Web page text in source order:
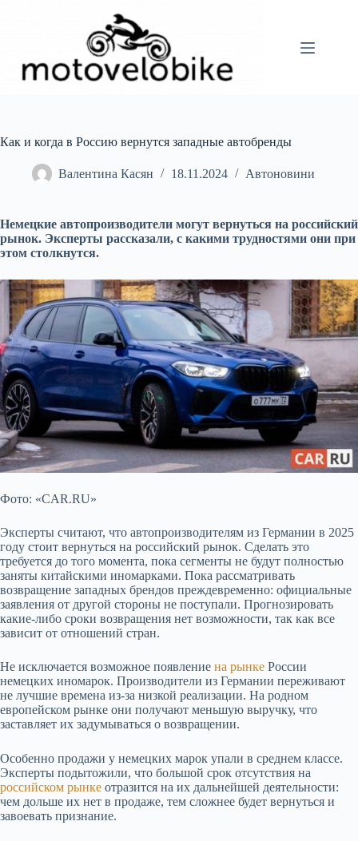
Как и когда в Россию вернутся западные автобренды
Валентина Касян 18.11.2024 Автоновини
Немецкие автопроизводители могут вернуться на российский
рынок. Эксперты рассказали, с какими трудностями они при
этом столкнутся.
Фото: «CAR.RU»
Эксперты считают, что автопроизводителям из Германии в 2025
году стоит вернуться на российский рынок. Сделать это
требуется до того момента, пока сегменты не будут полностью
заняты китайскими иномарками. Пока рассматривать
возвращение западных брендов преждевременно: официальные
заявления от другой стороны не поступали. Прогнозировать
какие-либо сроки возвращения нет возможности, так как все
зависит от отношений стран.
Не исключается возможное появление на рынке России
немецких иномарок. Производители из Германии переживают
не лучшие времена из-за низкой реализации. На родном
европейском рынке они получают меньшую выручку, что
заставляет их задумываться о возвращении.
Особенно продажи у немецких марок упали в среднем классе.
Эксперты подытожили, что большой срок отсутствия на
российском рынке отразится на их дальнейшей деятельности:
чем дольше их нет в продаже, тем сложнее будет вернуться и
завоевать признание.